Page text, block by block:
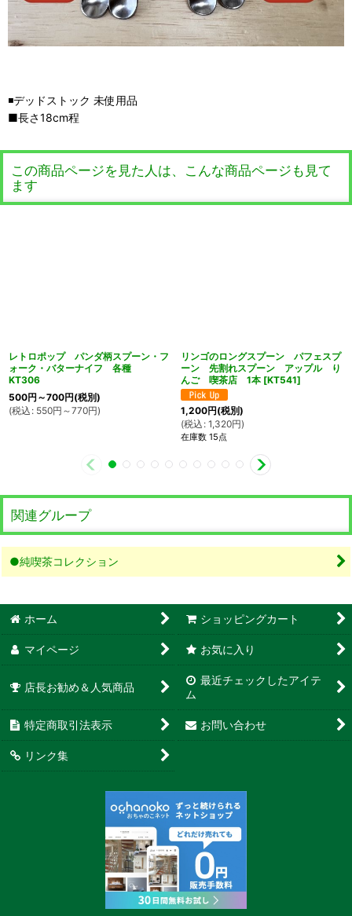
◾️デッドストック 未使用品
■長さ18cm程
この商品ページを見た人は、こんな商品ページも見て
ます
レトロポップ パンダ柄スプーン・フ
ォーク・バターナイフ 各種
KT306
500円 ～700円(税別)
(税込 : 550円 ～770円)
リンゴのロングスプーン パフェスプ
ーン 先割れスプーン アップル り
んご 喫茶店 1本 [KT541]
1,200円(税別)
(税込 : 1,320円)
在庫数 15点
関連グループ
●純喫茶コレクション
ホーム ショッピングカート
マイページ お気に入り
店長お勧め＆人気商品
最近チェックしたアイテ
ム
特定商取引法表示 お問い合わせ
リンク集